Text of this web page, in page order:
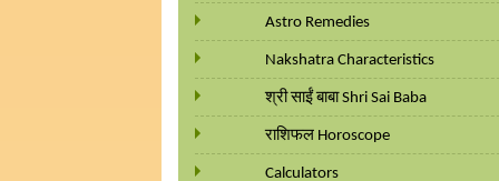
Astro Remedies
Nakshatra Characteristics
श्री साईं बाबा Shri Sai Baba
राशिफल Horoscope
Calculators